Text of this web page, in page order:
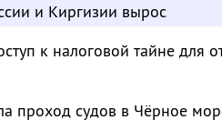
и Киргизии вырос
к налоговой тайне для
проход судов в Чёрное